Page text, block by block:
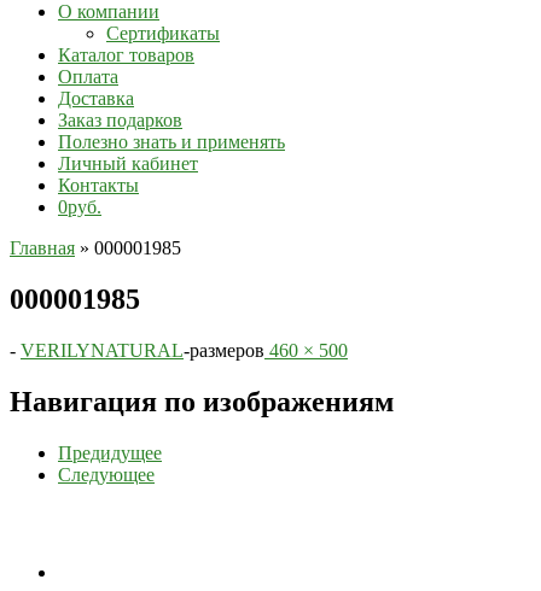
О компании
Сертификаты
Каталог товаров
Оплата
Доставка
Заказ подарков
Полезно знать и применять
Личный кабинет
Контакты
0руб.
Главная » 000001985
000001985
- VERILYNATURAL-размеров 460 × 500
Навигация по изображениям
Предидущее
Следующее